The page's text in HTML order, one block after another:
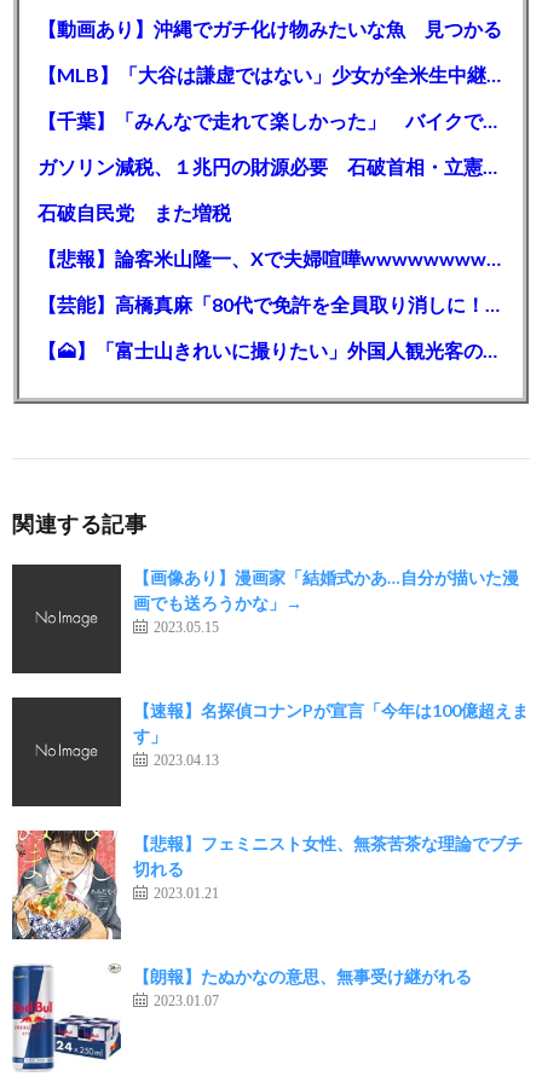
【動画あり】沖縄でガチ化け物みたいな魚 見つかる
【MLB】「大谷は謙虚ではない」少女が全米生中継で突然の大谷翔平批判 サイン無視された過去明かす
【千葉】「みんなで走れて楽しかった」 バイクでバースデー集団暴走 男女５７人を書類送検 SNSで参加者募る
ガソリン減税、１兆円の財源必要 石破首相・立憲野田氏「財源は死に物狂いで確保しなければならない」「本当に死に物狂いで」
石破自民党 また増税
【悲報】論客米山隆一、Xで夫婦喧嘩wwwwwwwwwwww
【芸能】高橋真麻「80代で免許を全員取り消しに！」 高齢ドライバーの事故問題で、高齢者の運転免許取り消し法を提案
【🗻】「富士山きれいに撮りたい」外国人観光客のレンタカー事故が急増…「ハンドルが逆で慣れず」、道の狭さも
関連する記事
【画像あり】漫画家「結婚式かあ…自分が描いた漫
画でも送ろうかな」→
2023.05.15
【速報】名探偵コナンPが宣言「今年は100億超えま
す」
2023.04.13
【悲報】フェミニスト女性、無茶苦茶な理論でブチ
切れる
2023.01.21
【朗報】たぬかなの意思、無事受け継がれる
2023.01.07